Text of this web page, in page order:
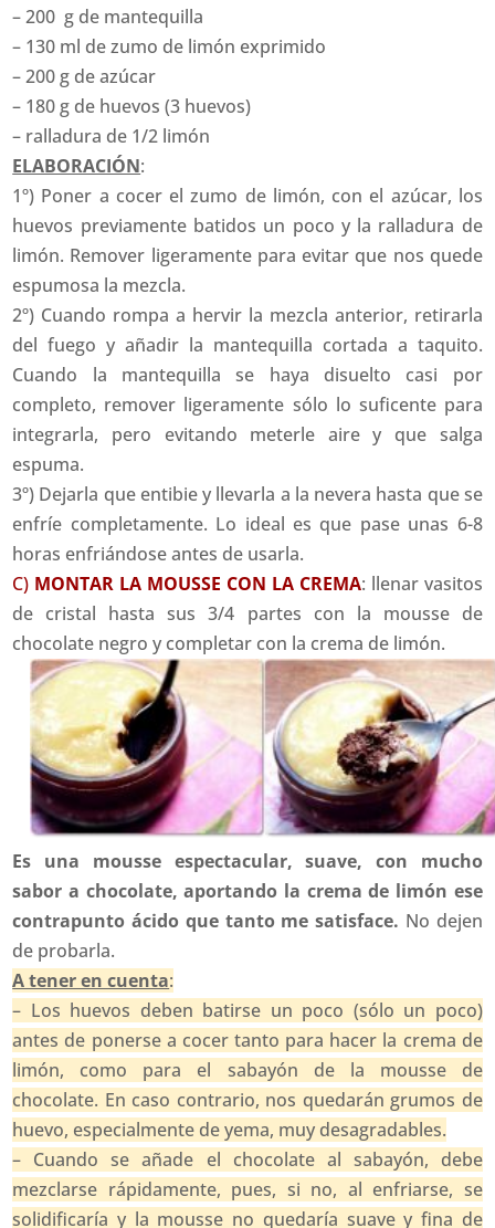
– 200 g de mantequilla
– 130 ml de zumo de limón exprimido
– 200 g de azúcar
– 180 g de huevos (3 huevos)
– ralladura de 1/2 limón
ELABORACIÓN:
1º) Poner a cocer el zumo de limón, con el azúcar, los
huevos previamente batidos un poco y la ralladura de
limón. Remover ligeramente para evitar que nos quede
espumosa la mezcla.
2º) Cuando rompa a hervir la mezcla anterior, retirarla
del fuego y añadir la mantequilla cortada a taquito.
Cuando la mantequilla se haya disuelto casi por
completo, remover ligeramente sólo lo suficente para
integrarla, pero evitando meterle aire y que salga
espuma.
3º) Dejarla que entibie y llevarla a la nevera hasta que se
enfríe completamente. Lo ideal es que pase unas 6-8
horas enfriándose antes de usarla.
C) MONTAR LA MOUSSE CON LA CREMA: llenar vasitos
de cristal hasta sus 3/4 partes con la mousse de
chocolate negro y completar con la crema de limón.
Es una mousse espectacular, suave, con mucho
sabor a chocolate, aportando la crema de limón ese
contrapunto ácido que tanto me satisface. No dejen
de probarla.
A tener en cuenta:
– Los huevos deben batirse un poco (sólo un poco)
antes de ponerse a cocer tanto para hacer la crema de
limón, como para el sabayón de la mousse de
chocolate. En caso contrario, nos quedarán grumos de
huevo, especialmente de yema, muy desagradables.
– Cuando se añade el chocolate al sabayón, debe
mezclarse rápidamente, pues, si no, al enfriarse, se
solidificaría y la mousse no quedaría suave y fina de